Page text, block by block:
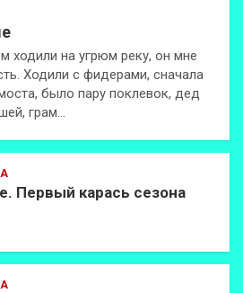
ходили на угрюм реку, он мне
Ходили с фидерами, сначала
было пару поклевок, дед
грам…
Первый карась сезона